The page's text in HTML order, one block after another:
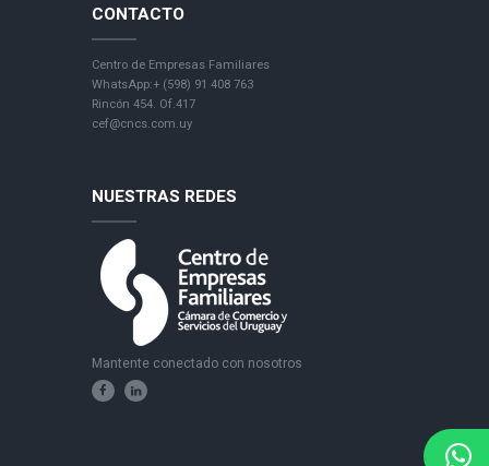
CONTACTO
Centro de Empresas Familiares
WhatsApp:+ (598) 91 408 763
Rincón 454. Of.417
cef@cncs.com.uy
NUESTRAS REDES
Mantente conectado con nosotros